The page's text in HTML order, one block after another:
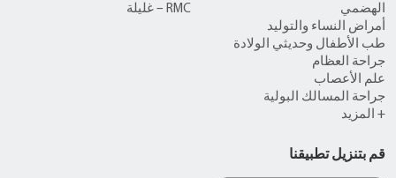
الهضمي
أمراض النساء والتوليد
طب الأطفال وحديثي الولادة
جراحة العظام
علم الأعصاب
جراحة المسالك البولية
+ المزيد
RMC – غليلة
قم بتنزيل تطبيقنا